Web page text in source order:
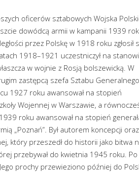
oficerów sztabowych Wojska
dowódcą armii w kampanii 1939
przez Polskę w 1918 roku zgłosił
1918–1921 uczestniczył na
w wojnie z Rosją bolszewicką. W
zastępcą szefa Sztabu
1927 roku awansował na stopień
Wojennej w Warszawie, a
roku awansował na stopień
„Poznań”. Był autorem koncepcji oraz
który przeszedł do historii jako bitwa
przebywał do kwietnia 1945 roku. Po
prochy przewieziono później do